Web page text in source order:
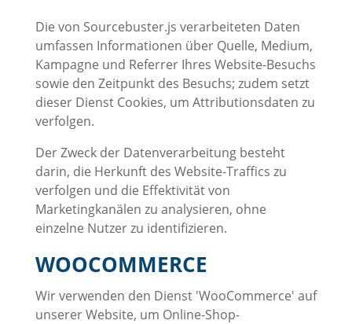
Die von Sourcebuster.js verarbeiteten Daten
umfassen Informationen über Quelle, Medium,
Kampagne und Referrer Ihres Website-Besuchs
sowie den Zeitpunkt des Besuchs; zudem setzt
dieser Dienst Cookies, um Attributionsdaten zu
verfolgen.
Der Zweck der Datenverarbeitung besteht
darin, die Herkunft des Website-Traffics zu
verfolgen und die Effektivität von
Marketingkanälen zu analysieren, ohne
einzelne Nutzer zu identifizieren.
WOOCOMMERCE
Wir verwenden den Dienst 'WooCommerce' auf
unserer Website, um Online-Shop-